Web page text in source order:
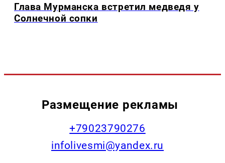
Глава Мурманска встретил медведя у
Солнечной сопки
Размещение рекламы
+79023790276
infolivesmi@yandex.ru